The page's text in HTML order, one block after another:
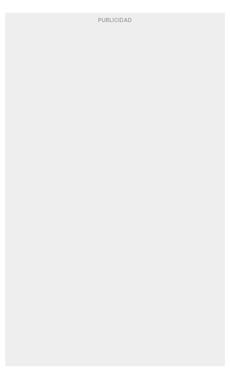
PUBLICIDAD